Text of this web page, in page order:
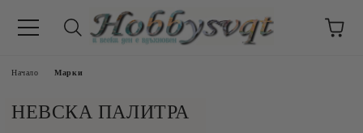
Начало Марки
НЕВСКА ПАЛИТРА